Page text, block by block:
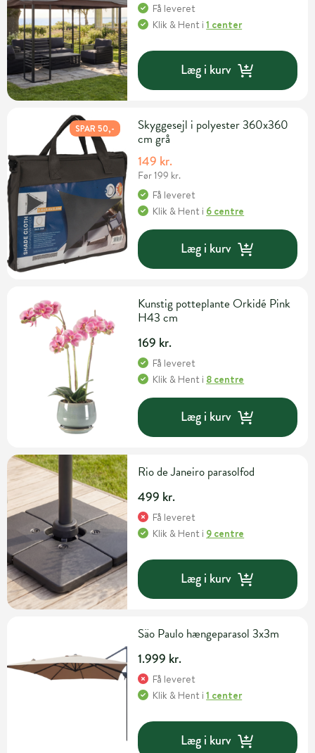
Få leveret
Klik & Hent i1 center
Læg i kurv
SPAR 50,-
Skyggesejl i polyester 360x360
cm grå
149 kr.
Før 199 kr.
Få leveret
Klik & Hent i 6 centre
Læg i kurv
Kunstig potteplante Orkidé Pink
H43 cm
169 kr.
Få leveret
Klik & Hent i 8 centre
Læg i kurv
Rio de Janeiro parasolfod
499 kr.
Få leveret
Klik & Hent i 9 centre
Læg i kurv
Säo Paulo hængeparasol 3x3m
1.999 kr.
Få leveret
Klik & Hent i1 center
Læg i kurv